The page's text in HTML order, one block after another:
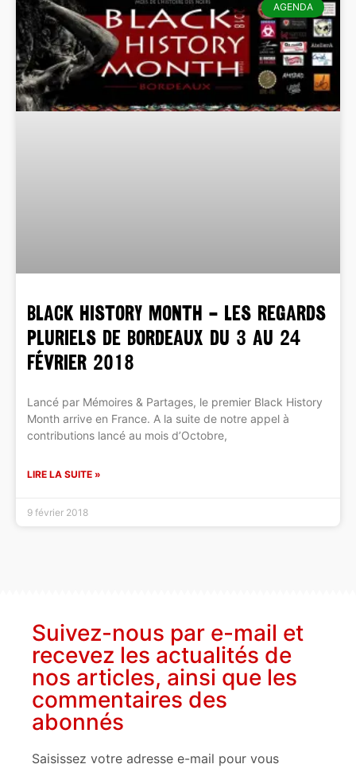
AGENDA
BLACK HISTORY MONTH – Les Regards
pluriels de Bordeaux du 3 au 24
février 2018
Lancé par Mémoires & Partages, le premier Black History
Month arrive en France. A la suite de notre appel à
contributions lancé au mois d’Octobre,
LIRE LA SUITE »
9 février 2018
Suivez-nous par e-mail et
recevez les actualités de
nos articles, ainsi que les
commentaires des
abonnés
Saisissez votre adresse e-mail pour vous